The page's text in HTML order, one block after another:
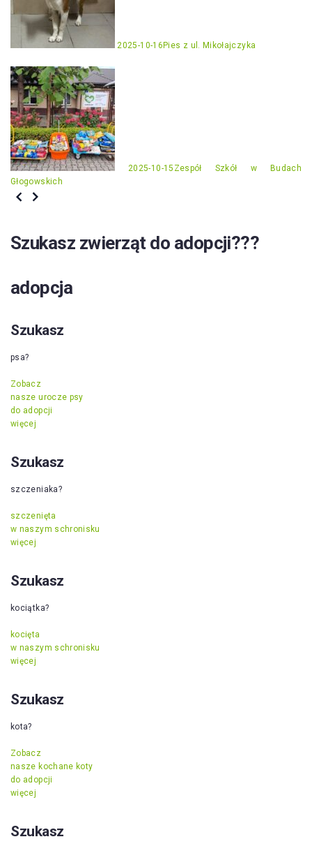
2025-10-16 Pies z ul. Mikołajczyka
2025-10-15 Zespół Szkół w Budach
Głogowskich
Szukasz zwierząt do adopcji???
adopcja
Szukasz
psa?
Zobacz
nasze urocze psy
do adopcji
więcej
Szukasz
szczeniaka?
szczenięta
w naszym schronisku
więcej
Szukasz
kociątka?
kocięta
w naszym schronisku
więcej
Szukasz
kota?
Zobacz
nasze kochane koty
do adopcji
więcej
Szukasz